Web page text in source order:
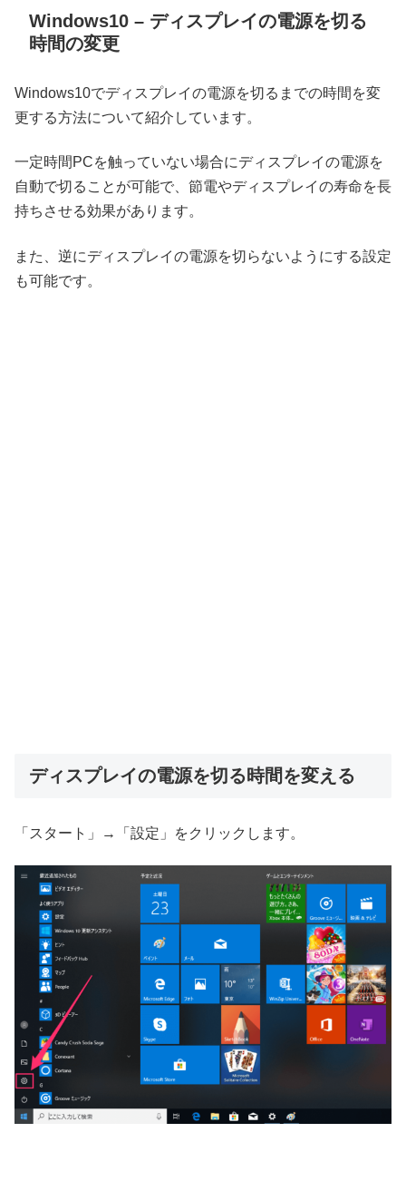
Windows10 – ディスプレイの電源を切る
時間の変更
Windows10でディスプレイの電源を切るまでの時間を変
更する方法について紹介しています。
一定時間PCを触っていない場合にディスプレイの電源を
自動で切ることが可能で、節電やディスプレイの寿命を長
持ちさせる効果があります。
また、逆にディスプレイの電源を切らないようにする設定
も可能です。
ディスプレイの電源を切る時間を変える
「スタート」→「設定」をクリックします。